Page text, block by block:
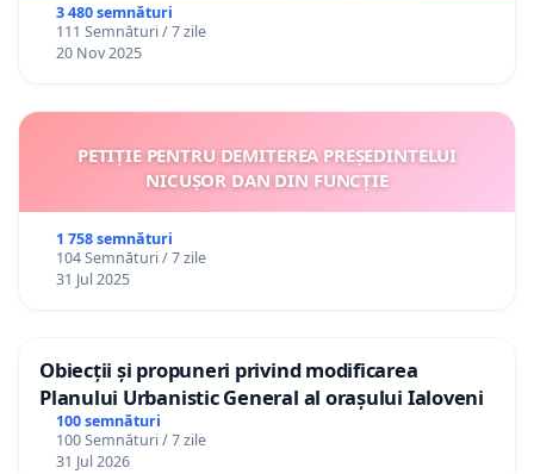
3 480 semnături
111 Semnături / 7 zile
20 Nov 2025
PETIȚIE PENTRU DEMITEREA PREȘEDINTELUI
NICUȘOR DAN DIN FUNCȚIE
1 758 semnături
104 Semnături / 7 zile
31 Jul 2025
Obiecții și propuneri privind modificarea
Planului Urbanistic General al orașului Ialoveni
100 semnături
100 Semnături / 7 zile
31 Jul 2026